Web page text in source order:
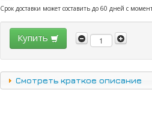
Срок доставки может составить до 60 дней с
Купить
Смотреть краткое описание